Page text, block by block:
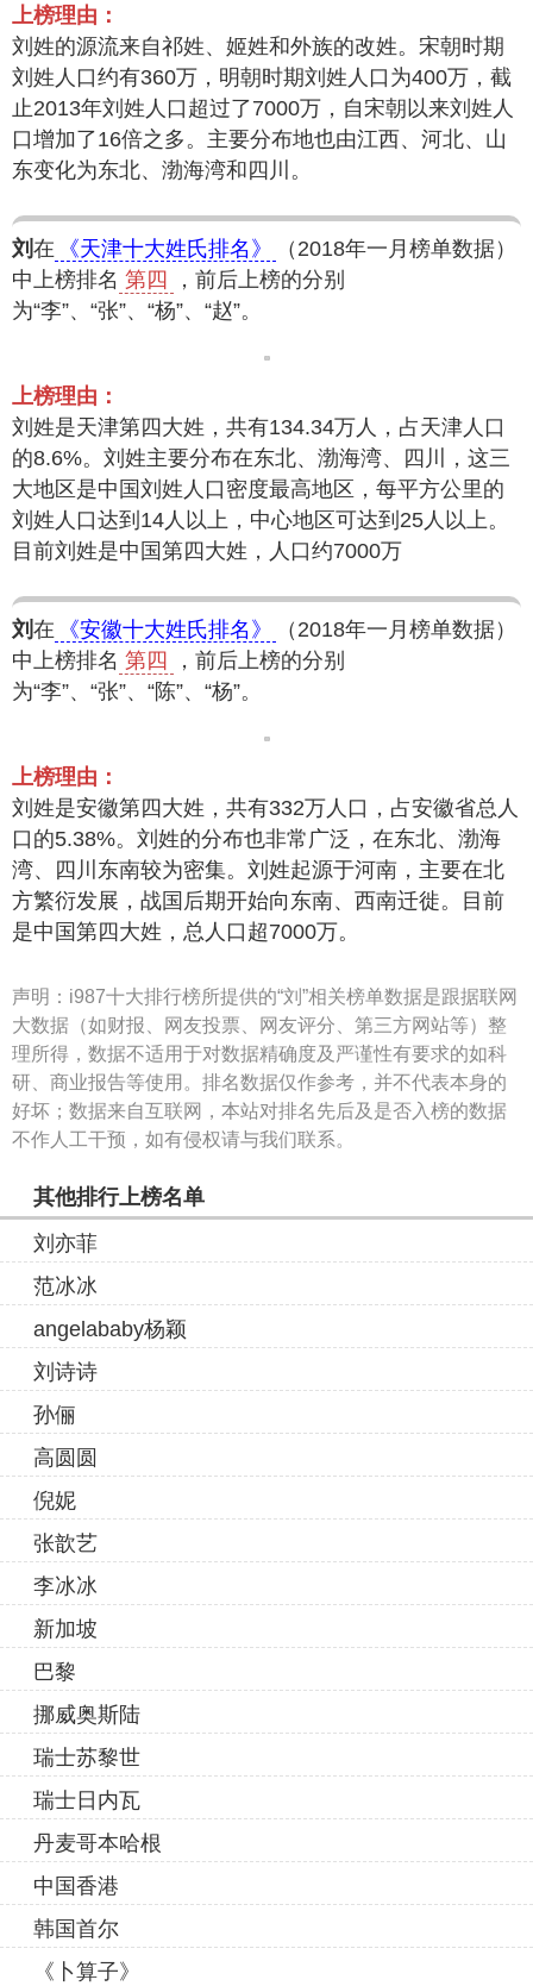
上榜理由：
刘姓的源流来自祁姓、姬姓和外族的改姓。宋朝时期
刘姓人口约有360万，明朝时期刘姓人口为400万，截
止2013年刘姓人口超过了7000万，自宋朝以来刘姓人
口增加了16倍之多。主要分布地也由江西、河北、山
东变化为东北、渤海湾和四川。
刘 在 《天津十大姓氏排名》
（2018年一月榜单数据）
中上榜排名 第四
，前后上榜的分别
为“李”、“张”、“杨”、“赵”。
上榜理由：
刘姓是天津第四大姓，共有134.34万人，占天津人口
的8.6%。刘姓主要分布在东北、渤海湾、四川，这三
大地区是中国刘姓人口密度最高地区，每平方公里的
刘姓人口达到14人以上，中心地区可达到25人以上。
目前刘姓是中国第四大姓，人口约7000万
刘 在 《安徽十大姓氏排名》
（2018年一月榜单数据）
中上榜排名 第四
，前后上榜的分别
为“李”、“张”、“陈”、“杨”。
上榜理由：
刘姓是安徽第四大姓，共有332万人口，占安徽省总人
口的5.38%。刘姓的分布也非常广泛，在东北、渤海
湾、四川东南较为密集。刘姓起源于河南，主要在北
方繁衍发展，战国后期开始向东南、西南迁徙。目前
是中国第四大姓，总人口超7000万。
声明： i987十大排行榜所提供的“刘”相关榜单数据是跟据联网
大数据（如财报、网友投票、网友评分、第三方网站等）整
理所得，数据不适用于对数据精确度及严谨性有要求的如科
研、商业报告等使用。排名数据仅作参考，并不代表本身的
好坏；数据来自互联网，本站对排名先后及是否入榜的数据
不作人工干预，如有侵权请与我们联系。
其他排行上榜名单
刘亦菲
范冰冰
angelababy杨颖
刘诗诗
孙俪
高圆圆
倪妮
张歆艺
李冰冰
新加坡
巴黎
挪威奥斯陆
瑞士苏黎世
瑞士日内瓦
丹麦哥本哈根
中国香港
韩国首尔
《卜算子》